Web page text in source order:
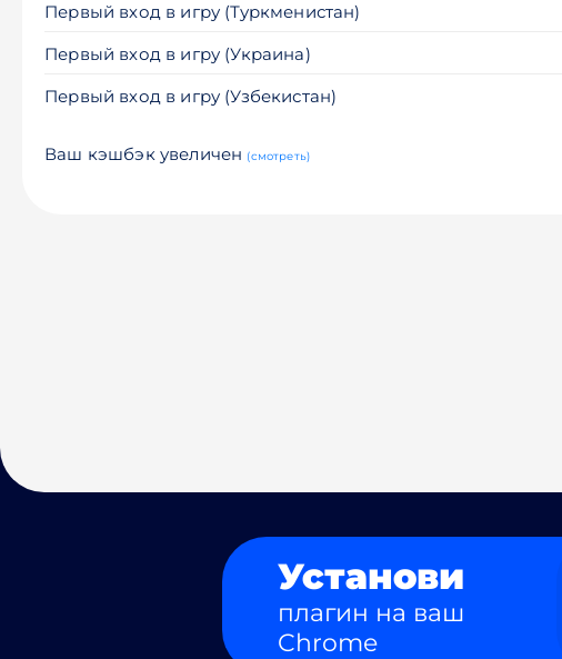
Первый вход в игру (Туркменистан)
Первый вход в игру (Украина)
Первый вход в игру (Узбекистан)
Ваш кэшбэк увеличен (смотреть)
Установи
плагин на ваш
Chrome